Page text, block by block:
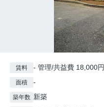
賃料 - 管理/共益費 18,000円
面積 -
築年数 新築